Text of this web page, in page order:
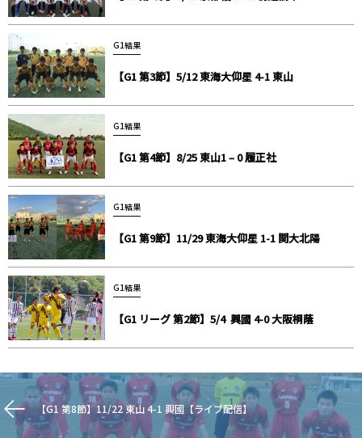
G1結果
【G1 第3節】5/12 東海大仰星 4-1 東山
G1結果
【G1 第4節】8/25 東山1 – 0 履正社
G1結果
【G1 第9節】11/29 東海大仰星 1-1 関大北陽
G1結果
【G1 リーグ 第2節】5/4 興國 4-0 大阪桐蔭
【G1 第8節】11/22 東山 4-1 興國【ライブ配信】